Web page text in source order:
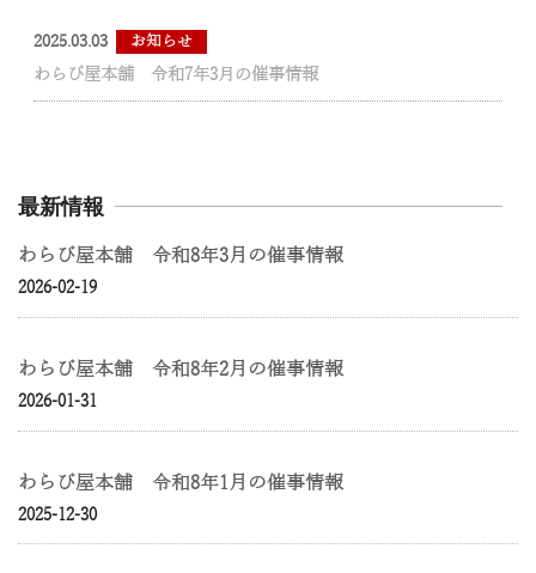
わらび屋本舗 令和7年3月の催事情報
2025.03.03 お知らせ
最新情報
わらび屋本舗 令和8年3月の催事情報
2026-02-19
わらび屋本舗 令和8年2月の催事情報
2026-01-31
わらび屋本舗 令和8年1月の催事情報
2025-12-30